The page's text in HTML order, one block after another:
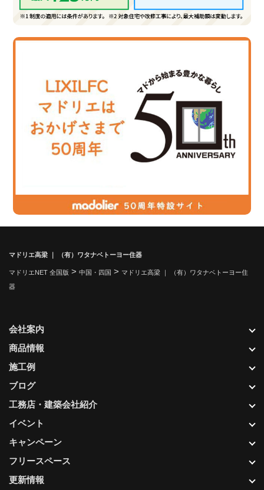
マドリエ高梁 ｜ （有）ワタナベトーヨー住器
マドリエNET 全国版 > 中国・四国 > マドリエ高梁 ｜ （有）ワタナベトーヨー住
器
更新情報
会社案内
商品情報
施工例
ブログ
工務店・建築会社紹介
イベント
キャンペーン
フリースペース